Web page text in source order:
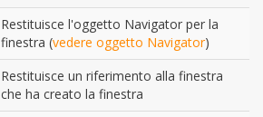
Restituisce l'oggetto Navigator per la
finestra (vedere oggetto Navigator)
Restituisce un riferimento alla finestra
che ha creato la finestra